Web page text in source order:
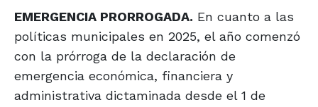
EMERGENCIA PRORROGADA. En cuanto a las
políticas municipales en 2025, el año comenzó
con la prórroga de la declaración de
emergencia económica, financiera y
administrativa dictaminada desde el 1 de